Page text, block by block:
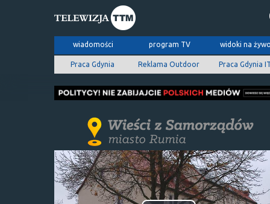
wiadomości program TV widoki na
Praca Gdynia Reklama Outdoor Praca Gdynia